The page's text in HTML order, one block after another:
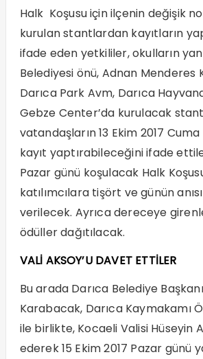
Halk Koşusu için ilçenin değişik
kurulan stantlardan kayıtların
ifade eden yetkililer, okulların
Belediyesi önü, Adnan Menderes
Darıca Park Avm, Darıca
Gebze Center’da kurulacak
vatandaşların 13 Ekim 2017
kayıt yaptırabileceğini ifade
Pazar günü koşulacak Halk
katılımcılara tişört ve günün
verilecek. Ayrıca dereceye
ödüller dağıtılacak.
VALİ AKSOY’U DAVET ETTİLER
Bu arada Darıca Belediye
Karabacak, Darıca Kaymakamı
ile birlikte, Kocaeli Valisi Hüseyin
ederek 15 Ekim 2017 Pazar günü